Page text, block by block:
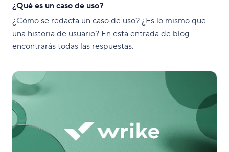
¿Qué es un caso de uso?
¿Cómo se redacta un caso de uso? ¿Es lo mismo que
una historia de usuario? En esta entrada de blog
encontrarás todas las respuestas.